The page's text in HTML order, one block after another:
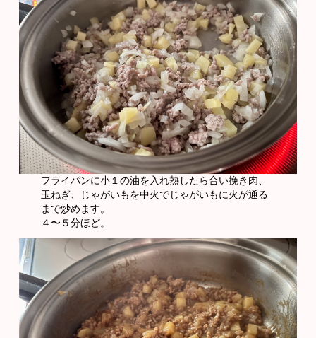
フライパンに小１の油を入れ熱したら合い挽き肉、
玉ねぎ、じゃがいもを中火でじゃがいもに火が通る
まで炒めます。
４〜５分ほど。